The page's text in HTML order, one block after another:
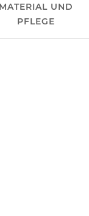
MATERIAL UND
PFLEGE